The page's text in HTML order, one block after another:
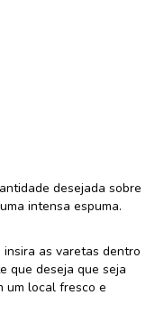
desejada sobre
intensa espuma.
as varetas dentro
que deseja que seja
um local fresco e